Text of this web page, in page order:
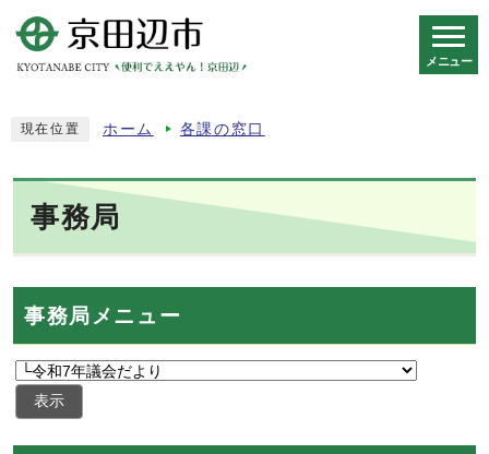
メニュー
現在位置 ホーム 各課の窓口
事務局
事務局メニュー
表示